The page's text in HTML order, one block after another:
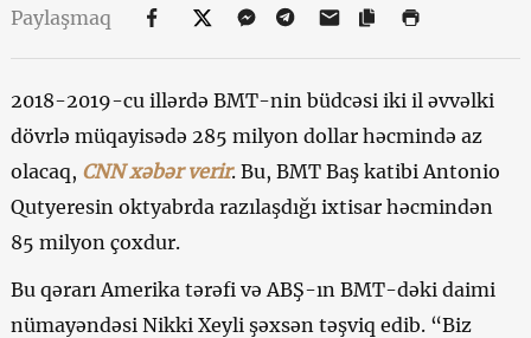
Paylaşmaq
2018-2019-cu illərdə BMT-nin büdcəsi iki il əvvəlki
dövrlə müqayisədə 285 milyon dollar həcmində az
olacaq, CNN xəbər verir. Bu, BMT Baş katibi Antonio
Qutyeresin oktyabrda razılaşdığı ixtisar həcmindən
85 milyon çoxdur.
Bu qərarı Amerika tərəfi və ABŞ-ın BMT-dəki daimi
nümayəndəsi Nikki Xeyli şəxsən təşviq edib. “Biz